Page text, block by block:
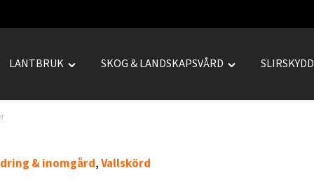
LANTBRUK
Toggle
SKOG & LANDSKAPSVÅRD
Toggle
SLIRSKYDD
& inomgård,Vallskörd